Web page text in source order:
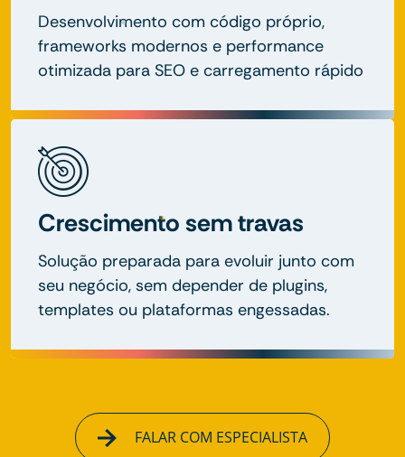
Desenvolvimento com código próprio,
frameworks modernos e performance
otimizada para SEO e carregamento rápido
Crescimento sem travas
Solução preparada para evoluir junto com
seu negócio, sem depender de plugins,
templates ou plataformas engessadas.
FALAR COM ESPECIALISTA